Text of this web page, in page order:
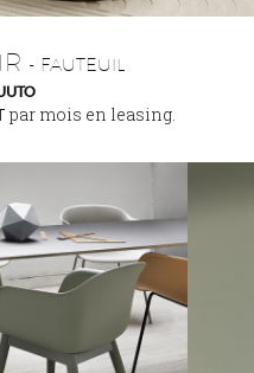
- FAUTEUIL
par mois en leasing.